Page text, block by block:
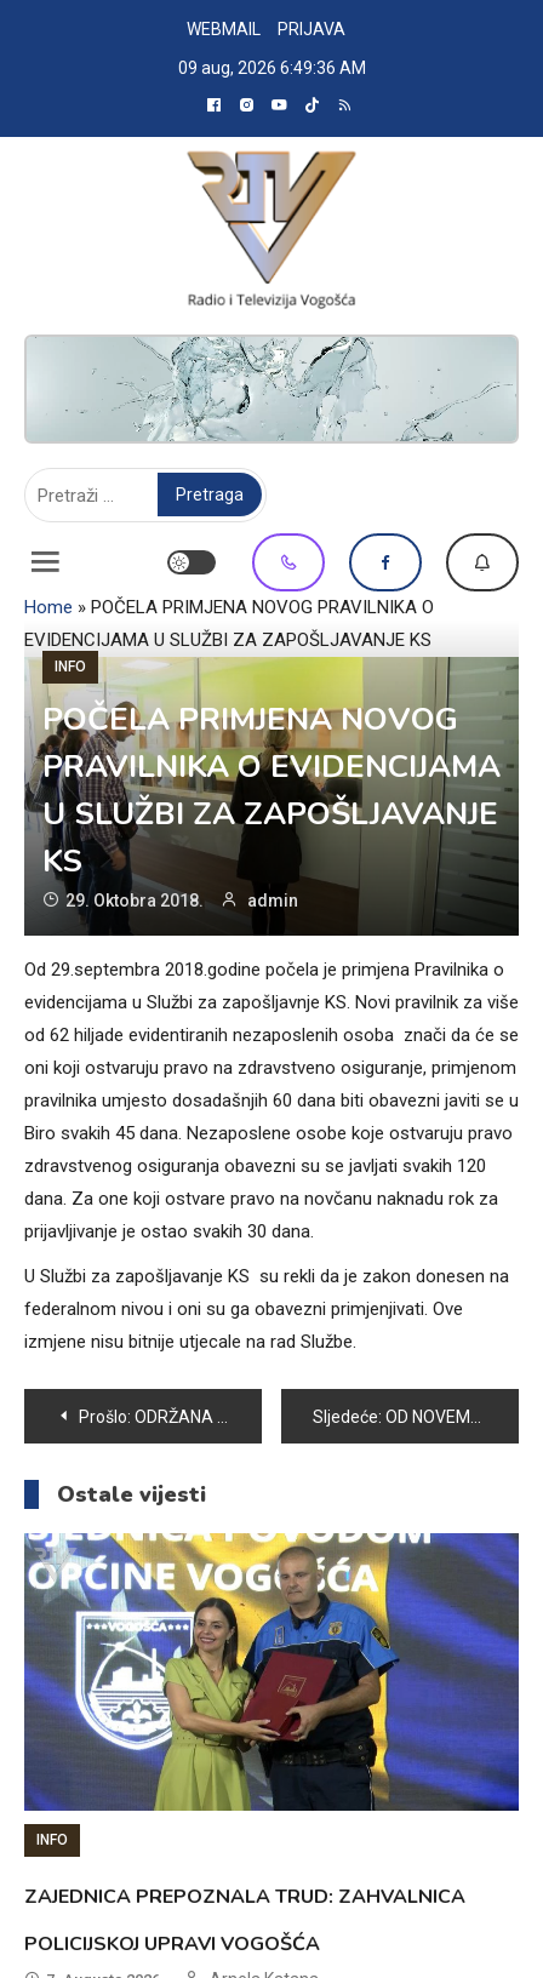
WEBMAIL
PRIJAVA
09 aug, 2026 6:49:37 AM
RADIO TELEVIZIJA VOGOŠĆA
Home » POČELA PRIMJENA NOVOG PRAVILNIKA O
EVIDENCIJAMA U SLUŽBI ZA ZAPOŠLJAVANJE KS
INFO
POČELA PRIMJENA NOVOG
PRAVILNIKA O EVIDENCIJAMA
U SLUŽBI ZA ZAPOŠLJAVANJE
KS
29. Oktobra 2018. admin
Od 29.septembra 2018.godine počela je primjena Pravilnika o
evidencijama u Službi za zapošljavnje KS. Novi pravilnik za više
od 62 hiljade evidentiranih nezaposlenih osoba znači da će se
oni koji ostvaruju pravo na zdravstveno osiguranje, primjenom
pravilnika umjesto dosadašnjih 60 dana biti obavezni javiti se u
Biro svakih 45 dana. Nezaposlene osobe koje ostvaruju pravo
zdravstvenog osiguranja obavezni su se javljati svakih 120
dana. Za one koji ostvare pravo na novčanu naknadu rok za
prijavljivanje je ostao svakih 30 dana.
U Službi za zapošljavanje KS su rekli da je zakon donesen na
federalnom nivou i oni su ga obavezni primjenjivati. Ove
izmjene nisu bitnije utjecale na rad Službe.
Navigacija
članaka
Prošlo: ODRŽANA KOMEMORACIJA UBIJENIM POLICAJCIMA ADISU ŠEHOVIĆU I DAVORU VUJINOVIĆU Sljedeće: OD NOVEMBRA U VOGOŠĆI CENTAR KOMUNALNIH USLUGA
Ostale vijesti
INFO
ZAJEDNICA PREPOZNALA TRUD: ZAHVALNICA
POLICIJSKOJ UPRAVI VOGOŠĆA